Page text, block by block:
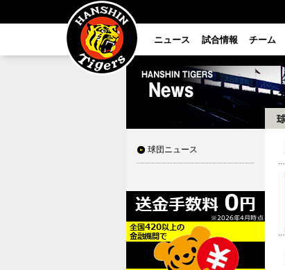
ニュース 試合情報 チーム
球団ニュース